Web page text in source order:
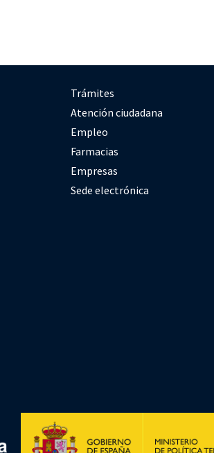
Trámites
Atención ciudadana
Empleo
Farmacias
Empresas
Sede electrónica